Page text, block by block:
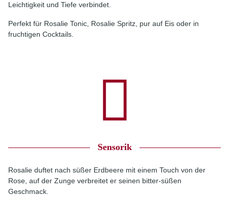
Leichtigkeit und Tiefe verbindet.
Perfekt für Rosalie Tonic, Rosalie Spritz, pur auf Eis oder in
fruchtigen Cocktails.
Sensorik
Rosalie duftet nach süßer Erdbeere mit einem Touch von der
Rose, auf der Zunge verbreitet er seinen bitter-süßen
Geschmack.